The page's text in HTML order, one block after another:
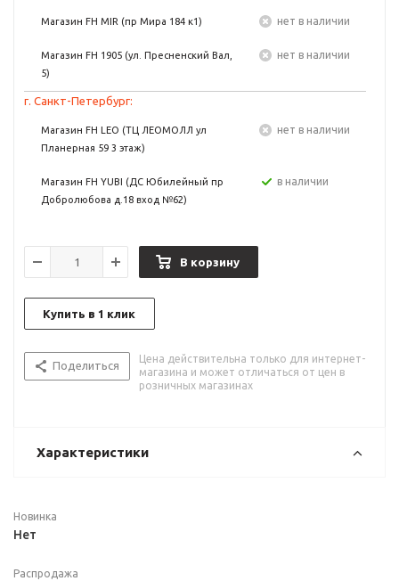
Магазин FH MIR (пр Мира 184 к1) Нет в наличии
Магазин FH 1905 (ул. Пресненский Вал,
5)
Нет в наличии
г. Санкт-Петербург:
Магазин FH LEO (ТЦ ЛЕОМОЛЛ ул
Планерная 59 3 этаж)
Нет в наличии
Магазин FH YUBI (ДС Юбилейный пр
Добролюбова д.18 вход №62)
в наличии
В корзину
Купить в 1 клик
Поделиться
Цена действительна только для интернет-
магазина и может отличаться от цен в
розничных магазинах
Характеристики
Новинка
Нет
Распродажа